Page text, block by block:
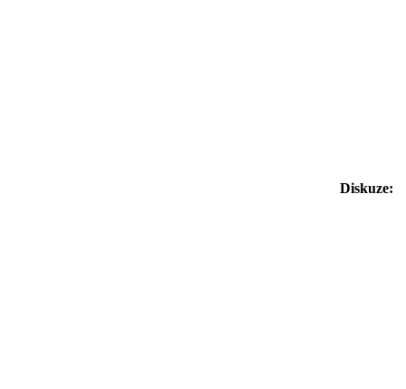
Diskuze: